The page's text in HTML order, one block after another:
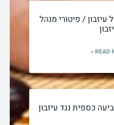
עיזבון / פיטורי מנהל
READ
כספית נגד עיזבון